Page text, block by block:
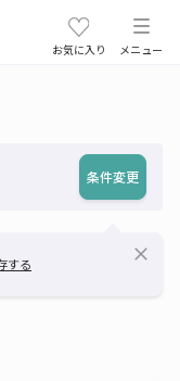
お気に入り メニュー
条件変更
する close